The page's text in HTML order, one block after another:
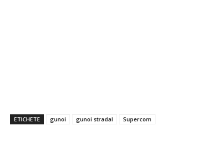
ETICHETE gunoi gunoi stradal Supercom